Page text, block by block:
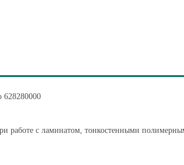
работе с ламинатом, тонкостенными